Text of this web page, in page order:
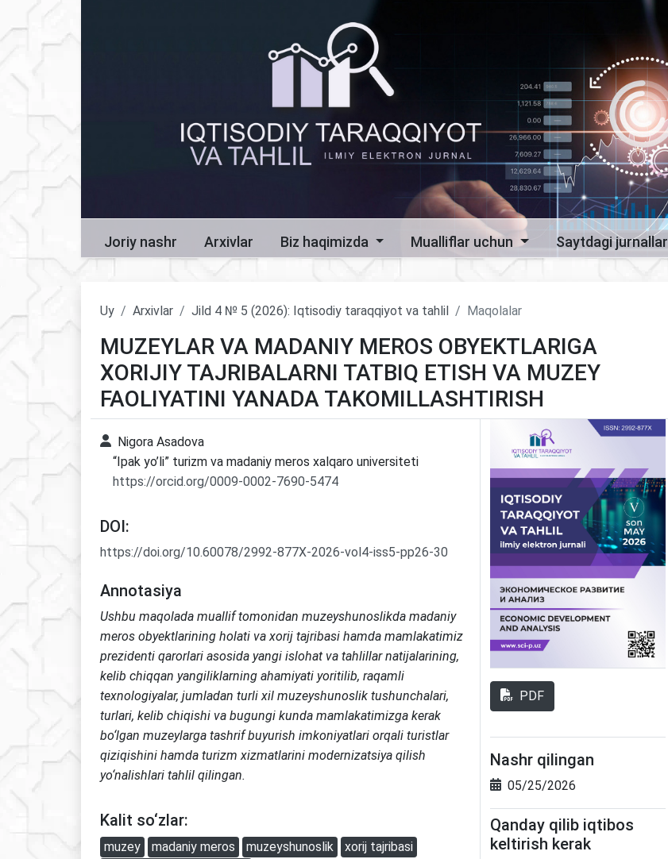
Joriy nashr Arxivlar Biz haqimizda Mualliflar uchun Saytdagi jurnallar
Uy Arxivlar Jild 4 № 5 (2026): Iqtisodiy taraqqiyot va tahlil Maqolalar
MUZEYLAR VA MADANIY MEROS OBYEKTLARIGA
XORIJIY TAJRIBALARNI TATBIQ ETISH VA MUZEY
FAOLIYATINI YANADA TAKOMILLASHTIRISH
Nigora Asadova
“Ipak yo’li” turizm va madaniy meros xalqaro universiteti
https://orcid.org/0009-0002-7690-5474
DOI:
https://doi.org/10.60078/2992-877X-2026-vol4-iss5-pp26-30
Annotasiya
Ushbu maqolada muallif tomonidan muzeyshunoslikda madaniy
meros obyektlarining holati va xorij tajribasi hamda mamlakatimiz
prezidenti qarorlari asosida yangi islohat va tahlillar natijalarining,
kelib chiqqan yangiliklarning ahamiyati yoritilib, raqamli
texnologiyalar, jumladan turli xil muzeyshunoslik tushunchalari,
turlari, kelib chiqishi va bugungi kunda mamlakatimizga kerak
bo‘lgan muzeylarga tashrif buyurish imkoniyatlari orqali turistlar
qiziqishini hamda turizm xizmatlarini modernizatsiya qilish
yo‘nalishlari tahlil qilingan.
Kalit so‘zlar:
muzey madaniy meros muzeyshunoslik
xorij tajribasi
PDF
Nashr qilingan
05/25/2026
Qanday qilib iqtibos
keltirish kerak